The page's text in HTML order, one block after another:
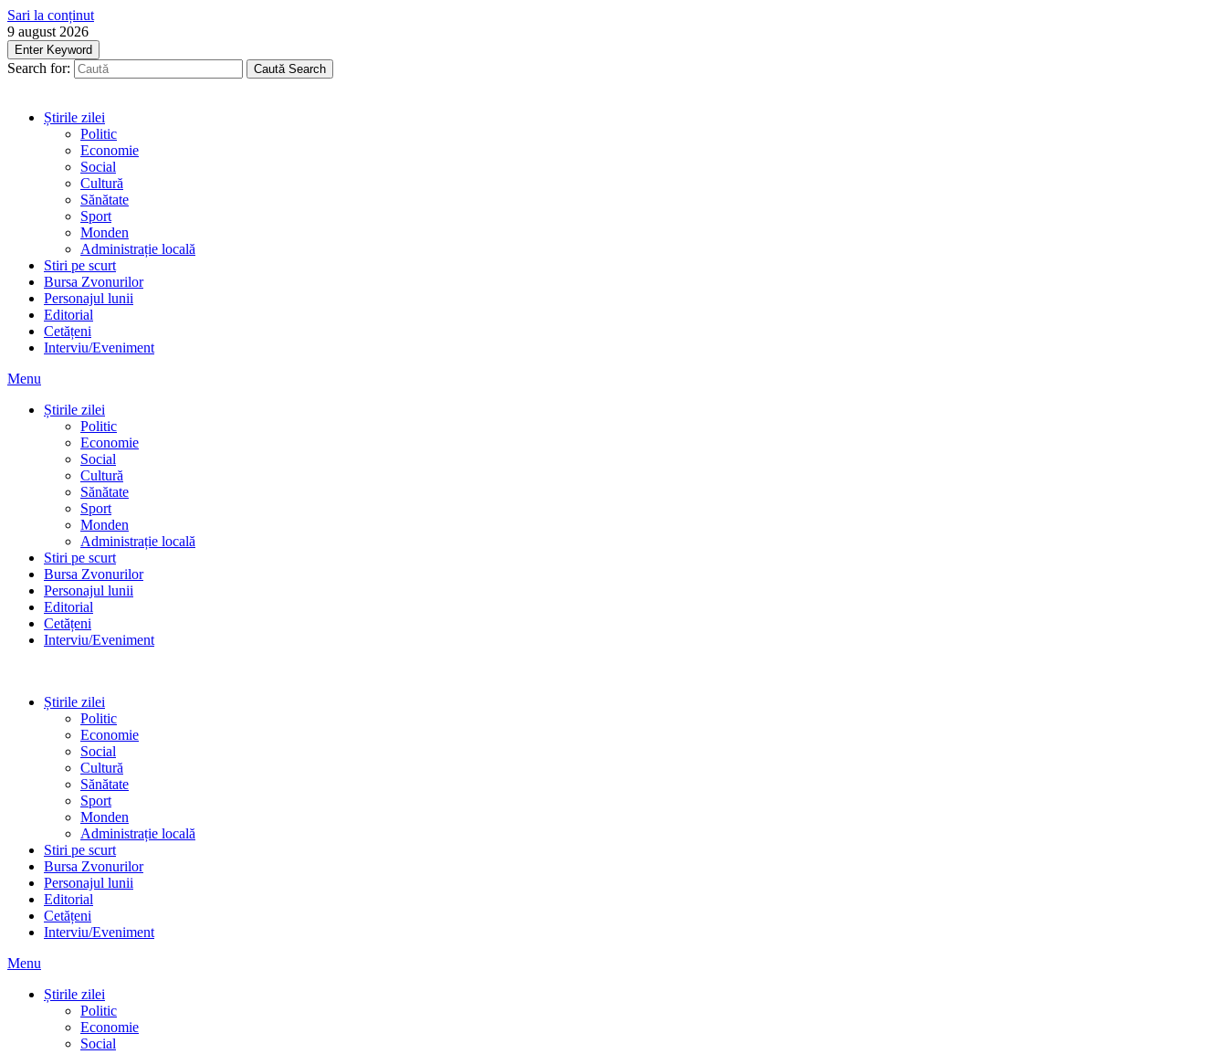
Sari la conținut
9 august 2026
Enter Keyword
Search for: Caută Search
Știrile zilei
Politic
Economie
Social
Cultură
Sănătate
Sport
Monden
Administrație locală
Stiri pe scurt
Bursa Zvonurilor
Personajul lunii
Editorial
Cetățeni
Interviu/Eveniment
Menu
Știrile zilei
Politic
Economie
Social
Cultură
Sănătate
Sport
Monden
Administrație locală
Stiri pe scurt
Bursa Zvonurilor
Personajul lunii
Editorial
Cetățeni
Interviu/Eveniment
Știrile zilei
Politic
Economie
Social
Cultură
Sănătate
Sport
Monden
Administrație locală
Stiri pe scurt
Bursa Zvonurilor
Personajul lunii
Editorial
Cetățeni
Interviu/Eveniment
Menu
Știrile zilei
Politic
Economie
Social